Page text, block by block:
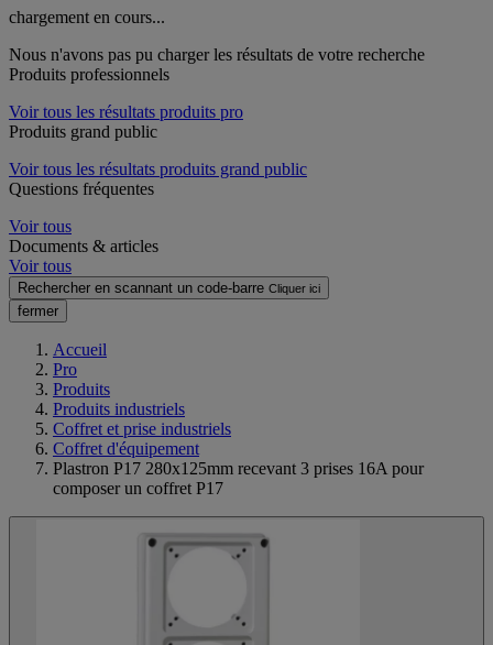
chargement en cours...
Nous n'avons pas pu charger les résultats de votre recherche
Produits professionnels
Voir tous les résultats produits pro
Produits grand public
Voir tous les résultats produits grand public
Questions fréquentes
Voir tous
Documents & articles
Voir tous
Rechercher en scannant un code-barre Cliquer ici
fermer
Accueil
Pro
Produits
Produits industriels
Coffret et prise industriels
Coffret d'équipement
Plastron P17 280x125mm recevant 3 prises 16A pour
composer un coffret P17